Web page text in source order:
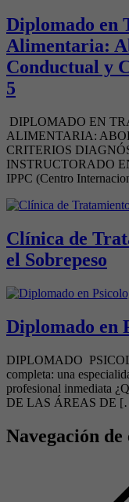
Diplomado en
Alimentaria:
Conductual y
5
DIPLOMADO EN
ALIMENTARIA:
CRITERIOS
INSTRUCTORADO
IPPC (Centro
Clínica de
el Sobrepeso
Diplomado en
DIPLOMADO
completa: una
profesional inmediata
DE LAS ÁREAS DE
Navegación de